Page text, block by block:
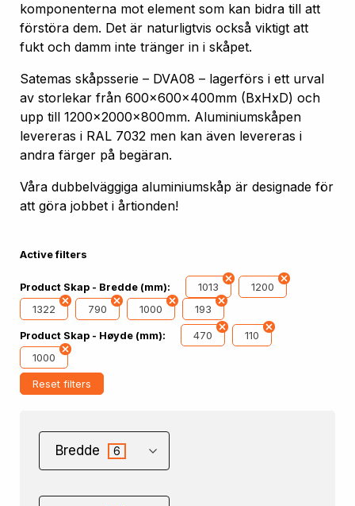
komponenterna mot element som kan bidra till att
förstöra dem. Det är naturligtvis också viktigt att
fukt och damm inte tränger in i skåpet.
Satemas skåpsserie – DVA08 – lagerförs i ett urval
av storlekar från 600x600x400mm (BxHxD) och
upp till 1200x2000x800mm. Aluminiumskåpen
levereras i RAL 7032 men kan även levereras i
andra färger på begäran.
Våra dubbelväggiga aluminiumskåp är designade för
att göra jobbet i årtionden!
Active filters
Product Skap - Bredde (mm): 1013
1200
1322
790 1000 193
Product Skap - Høyde (mm): 470
110
1000
Reset filters
Bredde 6